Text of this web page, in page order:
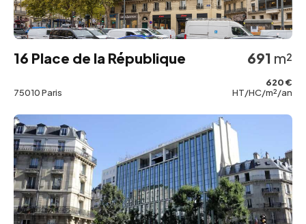
16 Place de la République
75010 Paris
691 m²
620 €
HT/HC/m²/an